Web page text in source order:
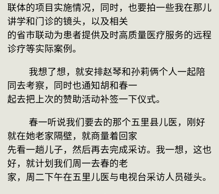
联体的项目实施情况，同时，也要拍一些我在那儿
讲学和门诊的镜头，以及相关
的省市联动为患者提供及时高质量医疗服务的远程
诊疗等实际案例。
同去考察，同时也通知胡和春一
起去把上次的赞助活动补签一下仪式。
就在她老家隔壁，就商量着回家
先看一趟儿子，然后再去完成采访。我一想，这也
好，就计划我们周一去春的老
家，周二下午在五里儿医与电视台采访人员碰头。